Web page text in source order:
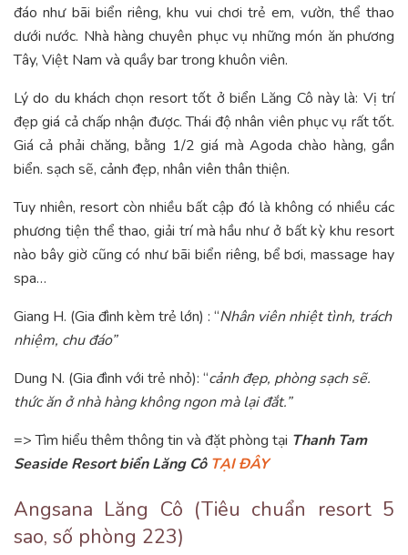
đáo như bãi biển riêng, khu vui chơi trẻ em, vườn, thể thao
dưới nước. Nhà hàng chuyên phục vụ những món ăn phương
Tây, Việt Nam và quầy bar trong khuôn viên.
Lý do du khách chọn resort tốt ở biển Lăng Cô này là: Vị trí
đẹp giá cả chấp nhận được. Thái độ nhân viên phục vụ rất tốt.
Giá cả phải chăng, bằng 1/2 giá mà Agoda chào hàng, gần
biển. sạch sẽ, cảnh đẹp, nhân viên thân thiện.
Tuy nhiên, resort còn nhiều bất cập đó là không có nhiều các
phương tiện thể thao, giải trí mà hầu như ở bất kỳ khu resort
nào bây giờ cũng có như bãi biển riêng, bể bơi, massage hay
spa…
Giang H. (Gia đình kèm trẻ lớn) : “Nhân viên nhiệt tình, trách
nhiệm, chu đáo”
Dung N. (Gia đình với trẻ nhỏ): “cảnh đẹp, phòng sạch sẽ.
thức ăn ở nhà hàng không ngon mà lại đắt.”
=> Tìm hiểu thêm thông tin và đặt phòng tại Thanh Tam
Seaside Resort biển Lăng Cô TẠI ĐÂY
Angsana Lăng Cô (Tiêu chuẩn resort 5
sao, số phòng 223)